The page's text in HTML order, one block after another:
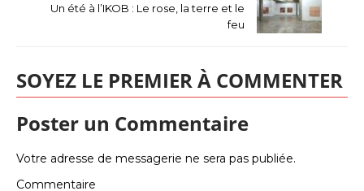
Un été à l’IKOB : Le rose, la terre et le
feu
SOYEZ LE PREMIER À COMMENTER
Poster un Commentaire
Votre adresse de messagerie ne sera pas publiée.
Commentaire